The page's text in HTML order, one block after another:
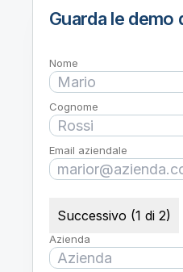
Guarda le demo
Nome
Cognome
Email aziendale
Successivo (1 di 2)
Azienda